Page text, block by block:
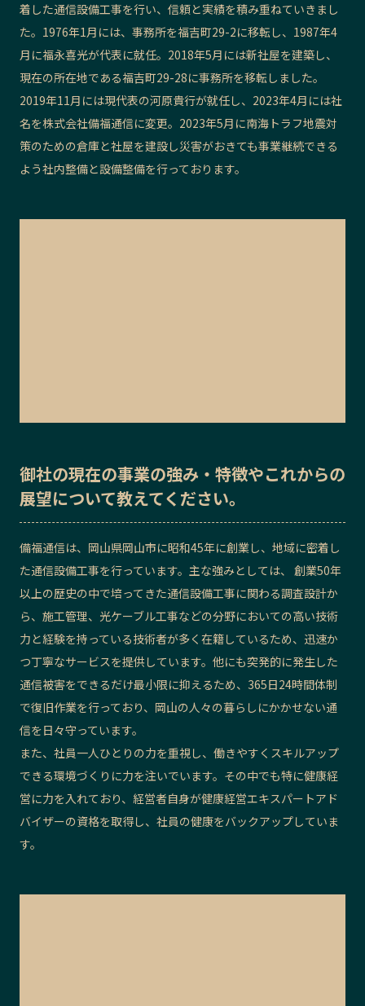
着した通信設備工事を行い、信頼と実績を積み重ねていきまし
た。1976年1月には、事務所を福吉町29-2に移転し、1987年4
月に福永喜光が代表に就任。2018年5月には新社屋を建築し、
現在の所在地である福吉町29-28に事務所を移転しました。
2019年11月には現代表の河原貴行が就任し、2023年4月には社
名を株式会社備福通信に変更。2023年5月に南海トラフ地震対
策のための倉庫と社屋を建設し災害がおきても事業継続できる
よう社内整備と設備整備を行っております。
御社の現在の事業の強み・特徴やこれからの
展望について教えてください。
備福通信は、岡山県岡山市に昭和45年に創業し、地域に密着し
た通信設備工事を行っています。主な強みとしては、 創業50年
以上の歴史の中で培ってきた通信設備工事に関わる調査設計か
ら、施工管理、光ケーブル工事などの分野においての高い技術
力と経験を持っている技術者が多く在籍しているため、迅速か
つ丁寧なサービスを提供しています。他にも突発的に発生した
通信被害をできるだけ最小限に抑えるため、365日24時間体制
で復旧作業を行っており、岡山の人々の暮らしにかかせない通
信を日々守っています。
また、社員一人ひとりの力を重視し、働きやすくスキルアップ
できる環境づくりに力を注いでいます。その中でも特に健康経
営に力を入れており、経営者自身が健康経営エキスパートアド
バイザーの資格を取得し、社員の健康をバックアップしていま
す。